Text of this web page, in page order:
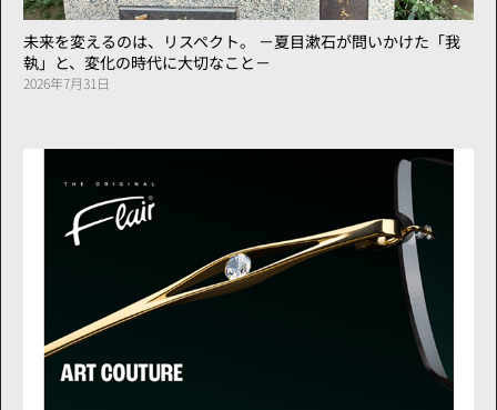
未来を変えるのは、リスペクト。 －夏目漱石が問いかけた「我
執」と、変化の時代に大切なこと－
2026年7月31日